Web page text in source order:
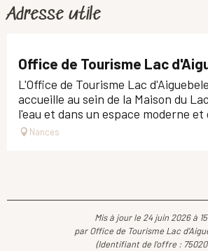
Adresse utile
Office de Tourisme Lac
L'Office de Tourisme Lac
accueille au sein de la Maison du
l'eau et dans un espace moderne et
Nances
Mis à jour le 24 juin 2026 à
par Office de Tourisme Lac
(Identifiant de l'offre :